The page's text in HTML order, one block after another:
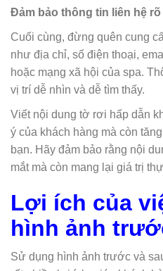
Đảm bảo thông tin liên hệ rõ
Cuối cùng, đừng quên cung
như địa chỉ, số điện thoại,
hoặc mạng xã hội của spa.
vị trí dễ nhìn và dễ tìm thấy.
Viết nội dung tờ rơi hấp dẫn
ý của khách hàng mà còn
bạn. Hãy đảm bảo rằng nội
mắt mà còn mang lại giá trị
Lợi ích của
hình ảnh
Sử dụng hình ảnh trước và